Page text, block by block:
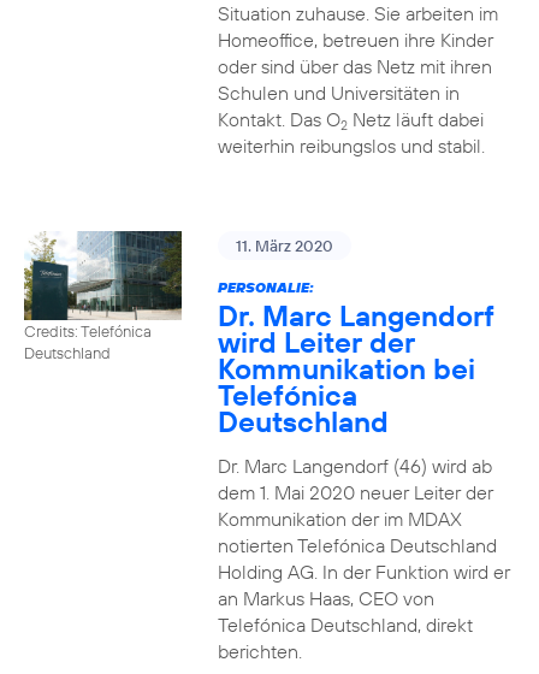
Situation zuhause. Sie arbeiten im
Homeoffice, betreuen ihre Kinder
oder sind über das Netz mit ihren
Schulen und Universitäten in
Kontakt. Das O2Netz läuft dabei
weiterhin reibungslos und stabil.
Credits: Telefónica
Deutschland
11. März 2020
PERSONALIE:
Dr. Marc Langendorf
wird Leiter der
Kommunikation bei
Telefónica
Deutschland
Dr. Marc Langendorf (46) wird ab
dem 1. Mai 2020 neuer Leiter der
Kommunikation der im MDAX
notierten Telefónica Deutschland
Holding AG. In der Funktion wird er
an Markus Haas, CEO von
Telefónica Deutschland, direkt
berichten.